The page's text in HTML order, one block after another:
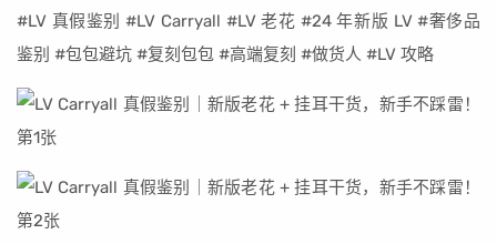
#LV 真假鉴别 #LV Carryall #LV 老花 #24 年新版 LV #奢侈品
鉴别 #包包避坑 #复刻包包 #高端复刻 #做货人 #LV 攻略